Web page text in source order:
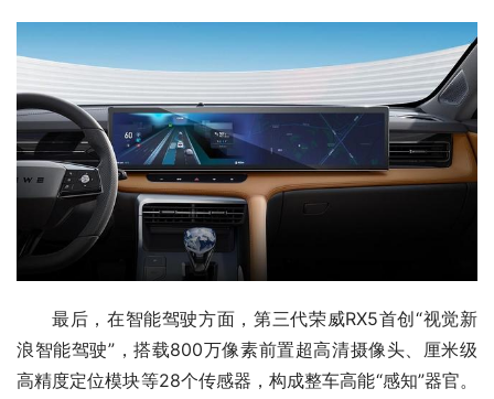
最后，在智能驾驶方面，第三代荣威RX5首创“视觉新
浪智能驾驶”，搭载800万像素前置超高清摄像头、厘米级
高精度定位模块等28个传感器，构成整车高能“感知”器官。